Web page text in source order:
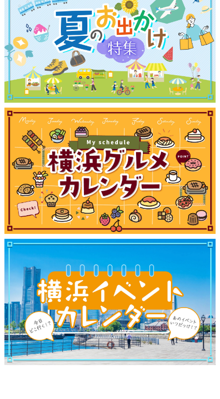
観光ガイド
ブログ記事
サイトについて